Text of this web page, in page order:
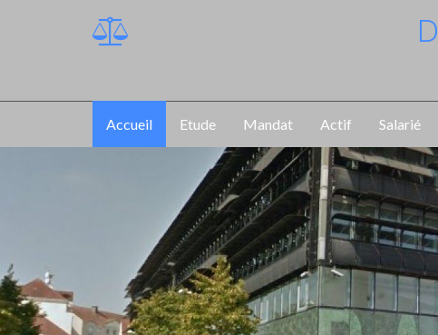
Accueil Etude Mandat Actif Salarié